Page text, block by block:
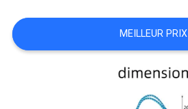
PLAN
DU
MEILLEUR PRIX